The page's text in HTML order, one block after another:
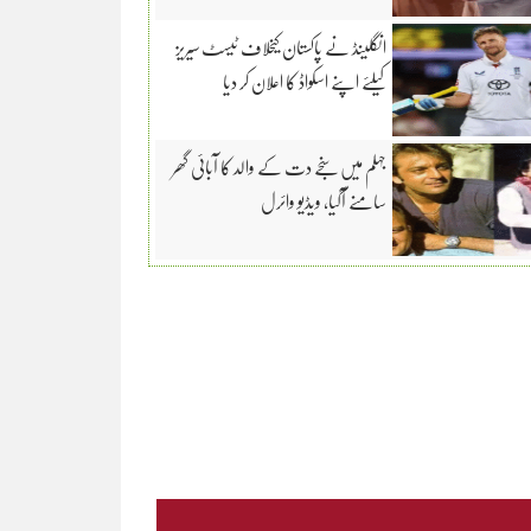
انگلینڈ نے پاکستان کیخلاف ٹیسٹ سیریز
کیلئے اپنے اسکواڈ کا اعلان کر دیا
جہلم میں سنجے دت کے والد کا آبائی گھر
سامنے آگیا، ویڈیو وائرل